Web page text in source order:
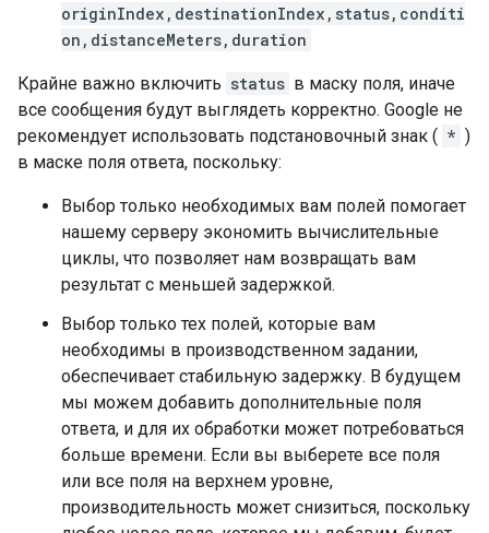
originIndex,destinationIndex,status,conditi
on,distanceMeters,duration
Крайне важно включить status в маску поля, иначе
все сообщения будут выглядеть корректно. Google не
рекомендует использовать подстановочный знак ( * )
в маске поля ответа, поскольку:
Выбор только необходимых вам полей помогает
нашему серверу экономить вычислительные
циклы, что позволяет нам возвращать вам
результат с меньшей задержкой.
Выбор только тех полей, которые вам
необходимы в производственном задании,
обеспечивает стабильную задержку. В будущем
мы можем добавить дополнительные поля
ответа, и для их обработки может потребоваться
больше времени. Если вы выберете все поля
или все поля на верхнем уровне,
производительность может снизиться, поскольку